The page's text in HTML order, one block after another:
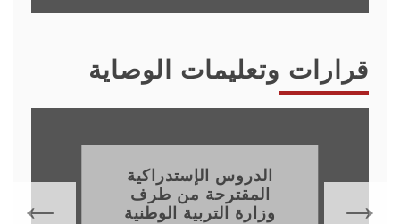
قرارات وتعليمات الوصاية
الدروس الإستدراكية
المقترحة من طرف
وزارة التربية الوطنية